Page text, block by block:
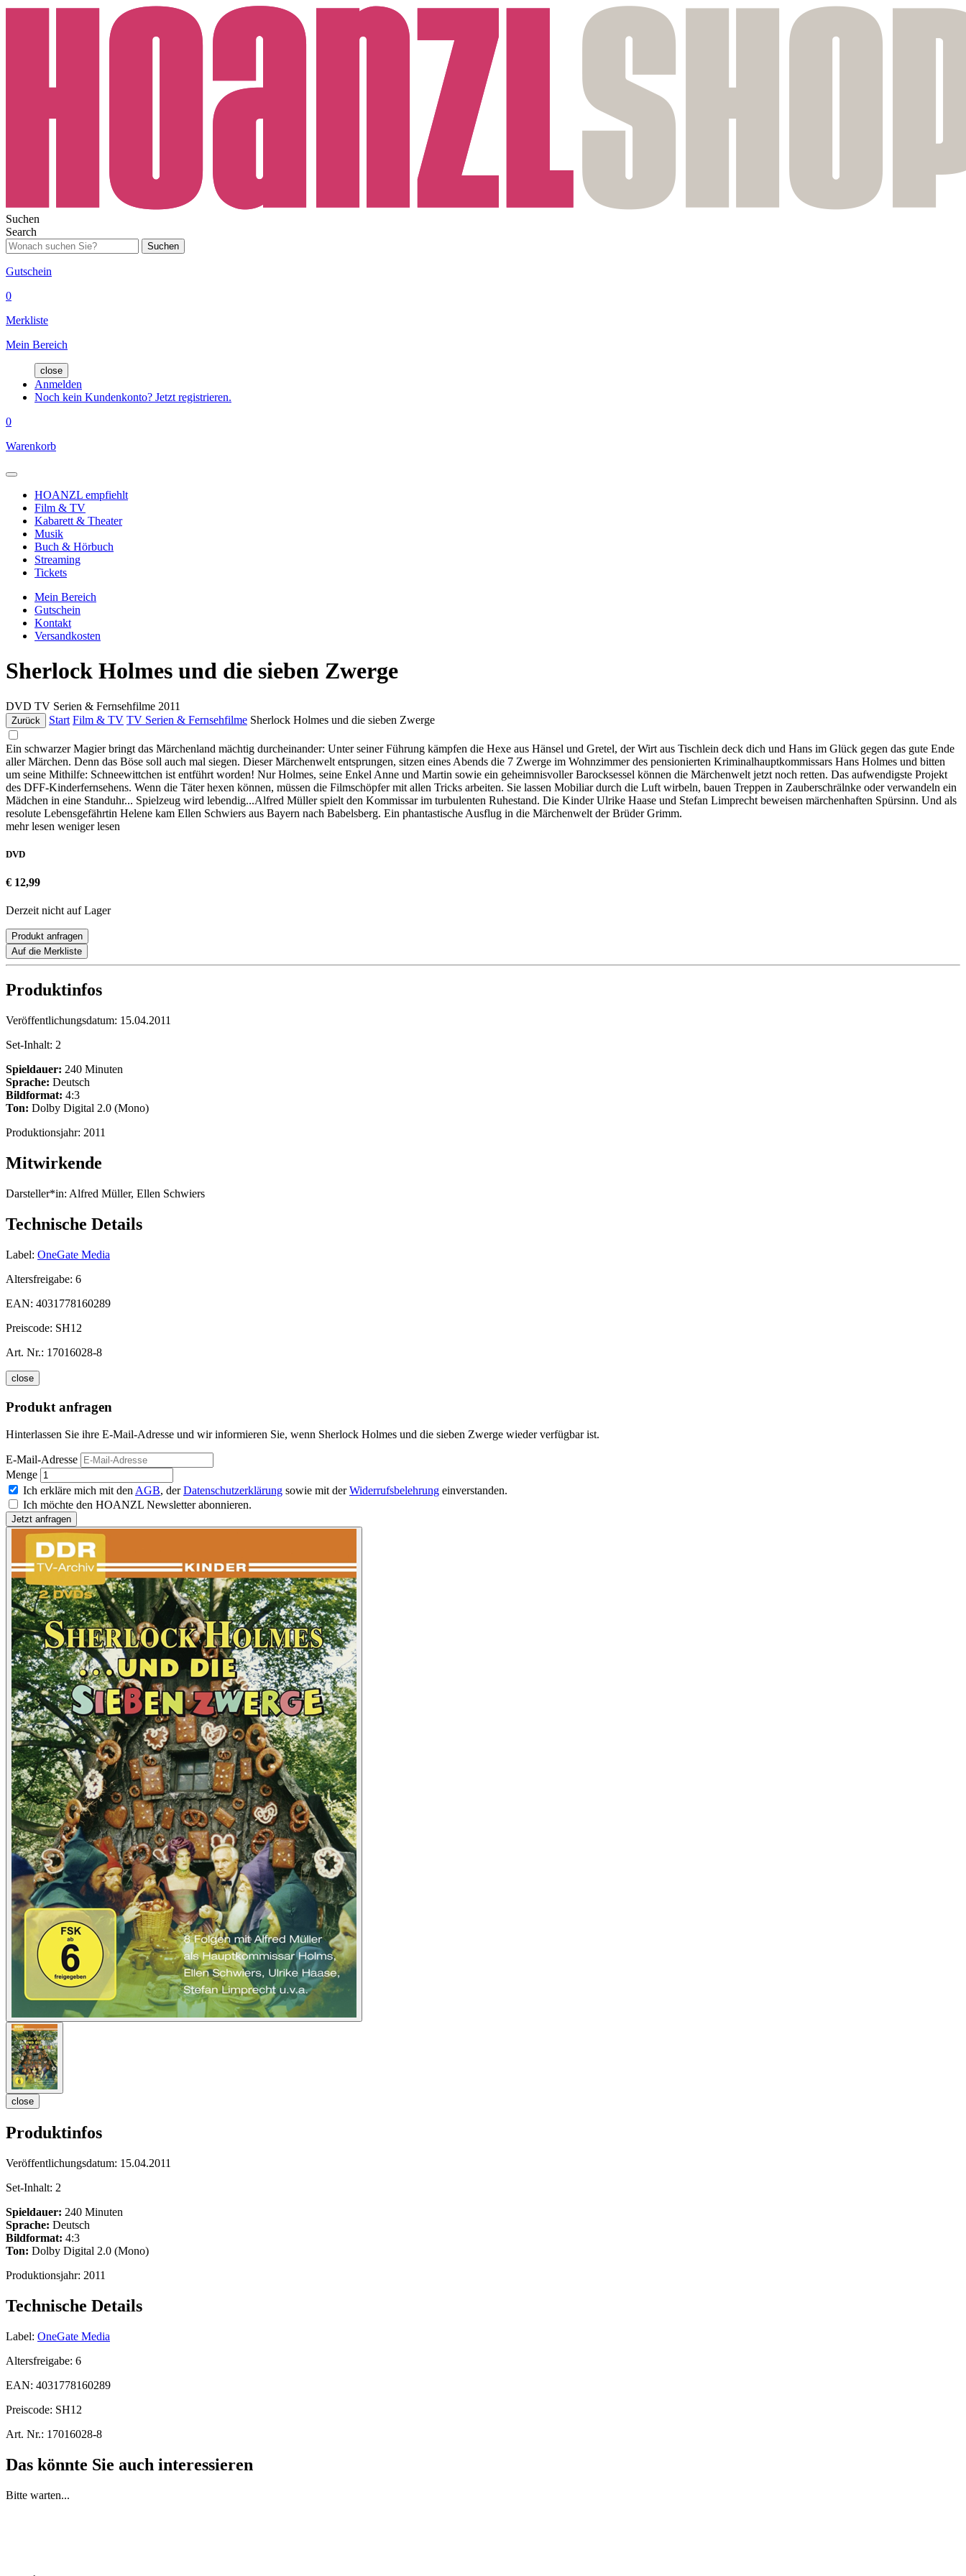
Suchen
Search
Suchen
Gutschein
0
Merkliste
Mein Bereich
close
Anmelden
Noch kein Kundenkonto? Jetzt registrieren.
0
Warenkorb
HOANZL empfiehlt
Film & TV
Kabarett & Theater
Musik
Buch & Hörbuch
Streaming
Tickets
Mein Bereich
Gutschein
Kontakt
Versandkosten
Sherlock Holmes und die sieben Zwerge
DVD TV Serien & Fernsehfilme 2011
Zurück Start Film & TV TV Serien & Fernsehfilme Sherlock Holmes und die sieben Zwerge
Ein schwarzer Magier bringt das Märchenland mächtig durcheinander: Unter seiner Führung kämpfen die Hexe aus Hänsel und Gretel, der Wirt aus Tischlein deck dich und Hans im Glück gegen das gute Ende
aller Märchen. Denn das Böse soll auch mal siegen. Dieser Märchenwelt entsprungen, sitzen eines Abends die 7 Zwerge im Wohnzimmer des pensionierten Kriminalhauptkommissars Hans Holmes und bitten
um seine Mithilfe: Schneewittchen ist entführt worden! Nur Holmes, seine Enkel Anne und Martin sowie ein geheimnisvoller Barocksessel können die Märchenwelt jetzt noch retten. Das aufwendigste Projekt
des DFF-Kinderfernsehens. Wenn die Täter hexen können, müssen die Filmschöpfer mit allen Tricks arbeiten. Sie lassen Mobiliar durch die Luft wirbeln, bauen Treppen in Zauberschrälnke oder verwandeln ein
Mädchen in eine Standuhr... Spielzeug wird lebendig...Alfred Müller spielt den Kommissar im turbulenten Ruhestand. Die Kinder Ulrike Haase und Stefan Limprecht beweisen märchenhaften Spürsinn. Und als
resolute Lebensgefährtin Helene kam Ellen Schwiers aus Bayern nach Babelsberg. Ein phantastische Ausflug in die Märchenwelt der Brüder Grimm.
mehr lesen weniger lesen
DVD
€ 12,99
Derzeit nicht auf Lager
Produkt anfragen
Auf die Merkliste
Produktinfos
Veröffentlichungsdatum: 15.04.2011
Set-Inhalt: 2
Spieldauer: 240 Minuten
Sprache: Deutsch
Bildformat: 4:3
Ton: Dolby Digital 2.0 (Mono)
Produktionsjahr: 2011
Mitwirkende
Darsteller*in: Alfred Müller, Ellen Schwiers
Technische Details
Label: OneGate Media
Altersfreigabe: 6
EAN: 4031778160289
Preiscode: SH12
Art. Nr.: 17016028-8
close
Produkt anfragen
Hinterlassen Sie ihre E-Mail-Adresse und wir informieren Sie, wenn Sherlock Holmes und die sieben Zwerge wieder verfügbar ist.
E-Mail-Adresse
Menge
Ich erkläre mich mit den AGB, derDatenschutzerklärung sowie mit derWiderrufsbelehrung einverstanden.
Ich möchte den HOANZL Newsletter abonnieren.
close
Produktinfos
Veröffentlichungsdatum: 15.04.2011
Set-Inhalt: 2
Spieldauer: 240 Minuten
Sprache: Deutsch
Bildformat: 4:3
Ton: Dolby Digital 2.0 (Mono)
Produktionsjahr: 2011
Technische Details
Label: OneGate Media
Altersfreigabe: 6
EAN: 4031778160289
Preiscode: SH12
Art. Nr.: 17016028-8
Das könnte Sie auch interessieren
Bitte warten...